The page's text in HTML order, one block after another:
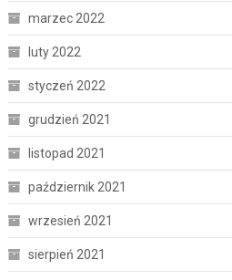
marzec 2022
luty 2022
styczeń 2022
grudzień 2021
listopad 2021
październik 2021
wrzesień 2021
sierpień 2021